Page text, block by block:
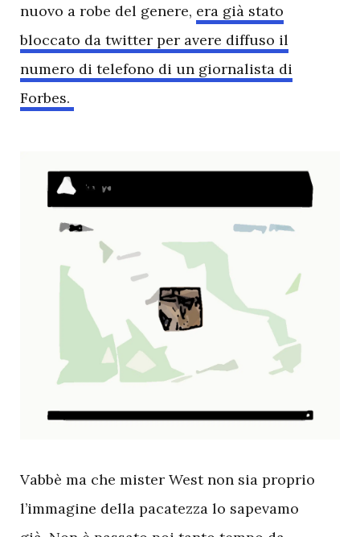
nuovo a robe del genere, era già stato
bloccato da twitter per avere diffuso il
numero di telefono di un giornalista di
Forbes.
Vabbè ma che mister West non sia proprio
l’immagine della pacatezza lo sapevamo